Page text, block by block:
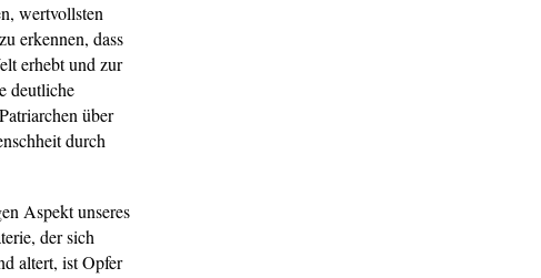
wertvollsten
erkennen, dass
erhebt und zur
deutliche
über
durch
Aspekt unseres
der sich
altert, ist Opfer